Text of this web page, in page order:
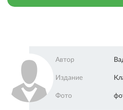
Автор
Издание
Фото